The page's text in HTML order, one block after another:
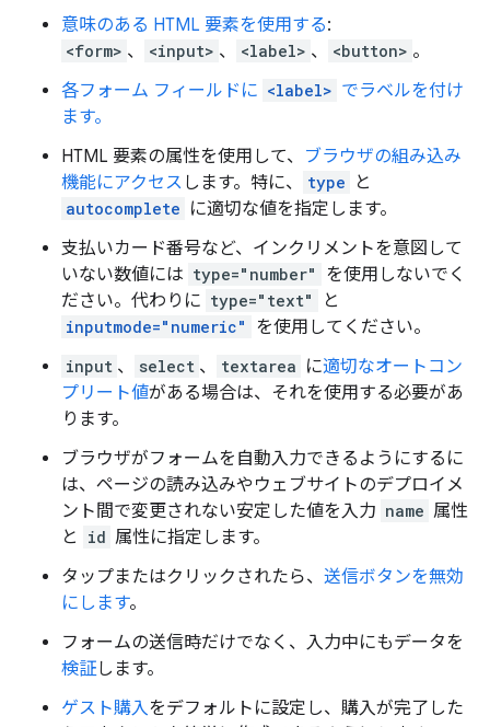
意味のある HTML 要素を使用する:
<form> 、 <input> 、 <label> 、 <button> 。
各フォーム フィールドに <label> でラベルを付け
ます。
HTML 要素の属性を使用して、 ブラウザの組み込み
機能にアクセス します。特に、 type と
autocomplete に適切な値を指定します。
支払いカード番号など、インクリメントを意図して
いない数値には type="number"
を使用しないでく
ださい。代わりに type="text" と
inputmode="numeric" を使用してください。
input 、 select 、 textarea に適切なオートコン
プリート値がある場合は、それを使用する必要があ
ります。
ブラウザがフォームを自動入力できるようにするに
は、ページの読み込みやウェブサイトのデプロイメ
ント間で変更されない安定した値を入力 name 属性
と
id 属性に指定します。
タップまたはクリックされたら、 送信ボタンを無効
にします。
フォームの送信時だけでなく、入力中にもデータを
検証します。
ゲスト購入をデフォルトに設定し、購入が完了した